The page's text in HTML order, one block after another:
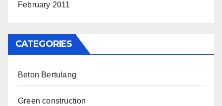
February 2011
CATEGORIES
Beton Bertulang
Green construction